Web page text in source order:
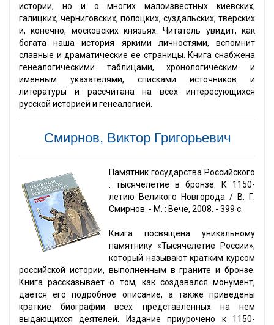
истории, но и о многих малоизвестных киевских,
галицких, черниговских, полоцких, суздальских, тверских
и, конечно, московских князьях. Читатель увидит, как
богата наша история яркими личностями, вспомнит
славные и драматические ее страницы. Книга снабжена
генеалогическими таблицами, хронологическим и
именным указателями, списками источников и
литературы и рассчитана на всех интересующихся
русской историей и генеалогией.
Смирнов, Виктор Григорьевич
Памятник государства Российского
: тысячелетие в бронзе: К 1150-
летию Великого Новгорода / В. Г.
Смирнов. - М. : Вече, 2008. - 399 с.
Книга посвящена уникальному
памятнику «Тысячелетие России»,
который называют кратким курсом
российской истории, выполненным в граните и бронзе.
Книга рассказывает о том, как создавался монумент,
дается его подробное описание, а также приведены
краткие биографии всех представленных на нем
выдающихся деятелей. Издание приурочено к 1150-